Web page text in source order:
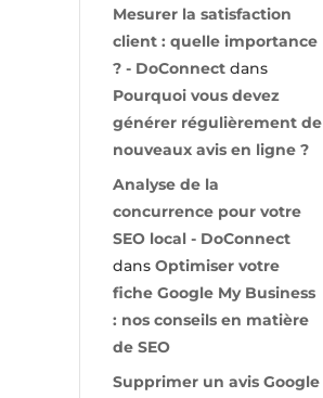
Mesurer la satisfaction
client : quelle importance
? - DoConnect dans
Pourquoi vous devez
générer régulièrement de
nouveaux avis en ligne ?
Analyse de la
concurrence pour votre
SEO local - DoConnect
dansOptimiser votre
fiche Google My Business
: nos conseils en matière
de SEO
Supprimer un avis Google